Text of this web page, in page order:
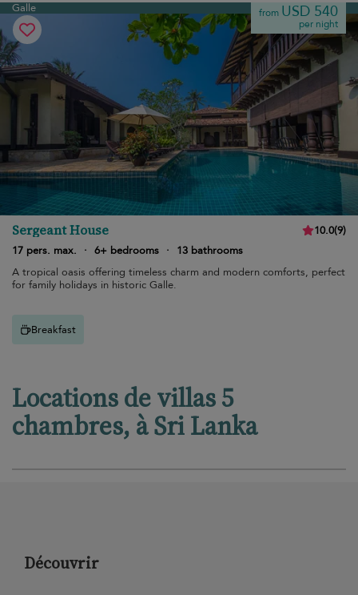
Galle from USD 540
per night
Sergeant House 10.0(9)
17 pers. max.
· 6+ bedrooms ·
13 bathrooms
A tropical oasis offering timeless charm and modern comforts, perfect
for family holidays in historic Galle.
Breakfast
Locations de villas 5
chambres, à Sri Lanka
Découvrir